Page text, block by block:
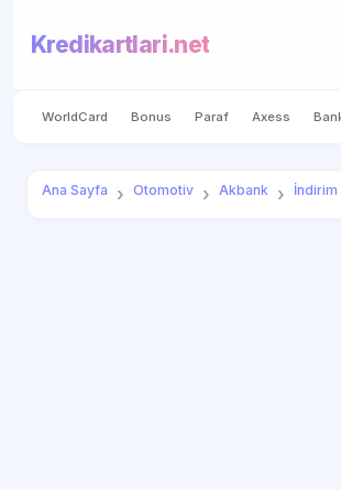
Kredikartlari.net
WorldCard Bonus Paraf Axess
Ana Sayfa Otomotiv Akbank İndirim